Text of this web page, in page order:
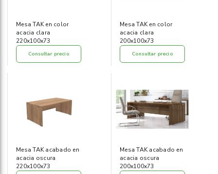
Seguridad ›
Mesa TAK en color
acacia clara
220x100x73
Consultar precio
Mesa TAK en color
acacia clara
200x100x73
Consultar precio
Mesa TAK acabado en
acacia oscura
220x100x73
Mesa TAK acabado en
acacia oscura
200x100x73